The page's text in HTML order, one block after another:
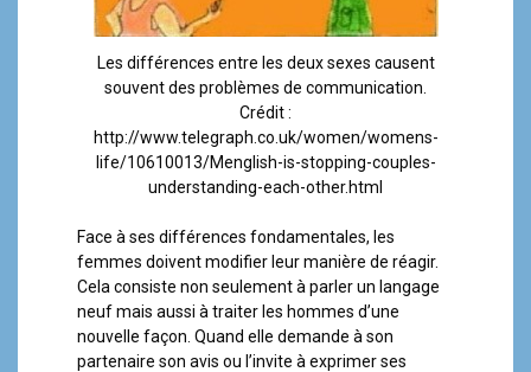
Les différences entre les deux sexes causent
souvent des problèmes de communication.
Crédit :
http://www.telegraph.co.uk/women/womens-
life/10610013/Menglish-is-stopping-couples-
understanding-each-other.html
Face à ses différences fondamentales, les
femmes doivent modifier leur manière de réagir.
Cela consiste non seulement à parler un langage
neuf mais aussi à traiter les hommes d’une
nouvelle façon. Quand elle demande à son
partenaire son avis ou l’invite à exprimer ses